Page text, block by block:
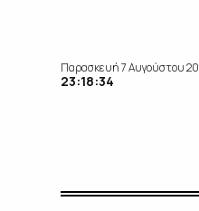
Παρασκευή 7 Αυγούστου
23:18:35